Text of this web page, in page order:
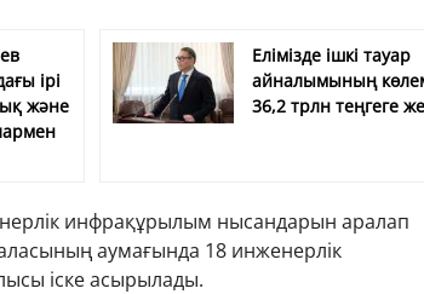
ірі
және
Елімізде ішкі тауар
айналымының
36,2 трлн теңгеге
инфрақұрылым нысандарын аралап
аумағында 18 инженерлік
іске асырылады.